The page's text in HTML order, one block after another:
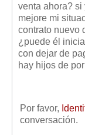
Diccionario
Usuario
Entrar / Salir
venta ahora? si
mejore mi
contrato nuevo
¿puede él
con dejar de
hay hijos de
Por favor,
conversación.